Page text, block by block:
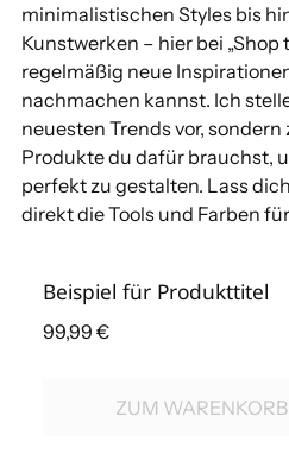
minimalistischen Styles bis
Kunstwerken – hier bei „Shop
regelmäßig neue
nachmachen kannst. Ich
neuesten Trends vor,
Produkte du dafür brauchst,
perfekt zu gestalten. Lass
direkt die Tools und Farben
Beispiel für Produkttitel
99,99 €
ZUM